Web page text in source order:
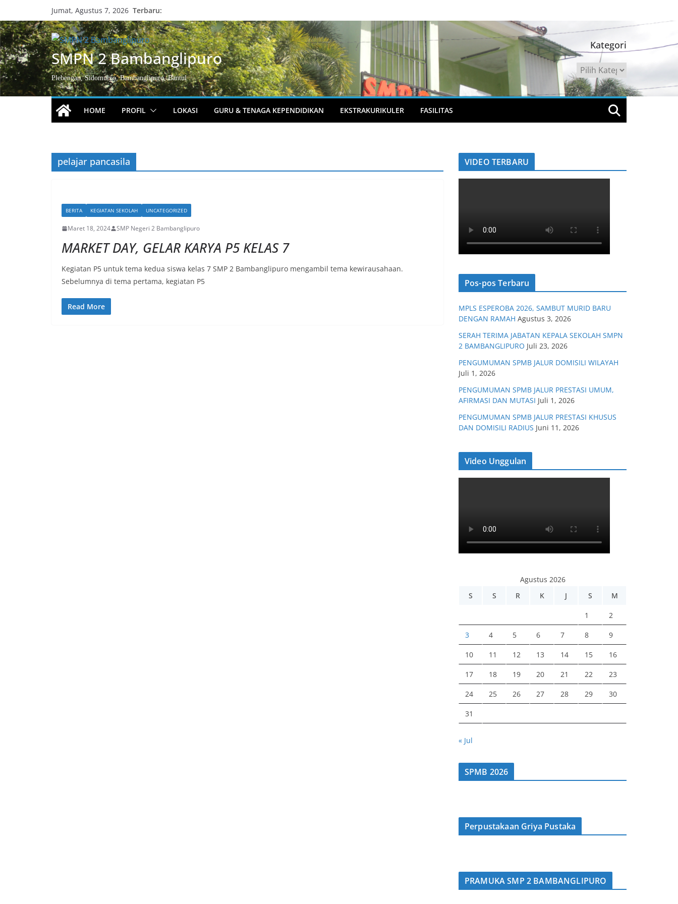
to
content
Jumat, Agustus 7, 2026 Terbaru:
SMPN 2 Bambanglipuro
Plebengan, Sidomulyo, Bambanglipuro, Bantul
Kategori
Kategori
HOME PROFIL LOKASI GURU & TENAGA KEPENDIDIKAN EKSTRAKURIKULER FASILITAS
pelajar pancasila
BERITA KEGIATAN SEKOLAH UNCATEGORIZED
Maret 18, 2024 SMP Negeri 2 Bambanglipuro
MARKET DAY, GELAR KARYA P5 KELAS 7
Kegiatan P5 untuk tema kedua siswa kelas 7 SMP 2 Bambanglipuro mengambil tema kewirausahaan.
Sebelumnya di tema pertama, kegiatan P5
Read More
VIDEO TERBARU
Pos-pos Terbaru
MPLS ESPEROBA 2026, SAMBUT MURID BARU
DENGAN RAMAH Agustus 3, 2026
SERAH TERIMA JABATAN KEPALA SEKOLAH SMPN
2 BAMBANGLIPURO Juli 23, 2026
PENGUMUMAN SPMB JALUR DOMISILI WILAYAH
Juli 1, 2026
PENGUMUMAN SPMB JALUR PRESTASI UMUM,
AFIRMASI DAN MUTASI Juli 1, 2026
PENGUMUMAN SPMB JALUR PRESTASI KHUSUS
DAN DOMISILI RADIUS Juni 11, 2026
Video Unggulan
Agustus 2026
S
S R K J S M
1 2
3 4 5 6 7 8 9
10 11 12 13 14 15 16
17 18 19 20 21 22 23
24 25 26 27 28 29 30
31
« Jul
SPMB 2026
Perpustakaan Griya Pustaka
PRAMUKA SMP 2 BAMBANGLIPURO